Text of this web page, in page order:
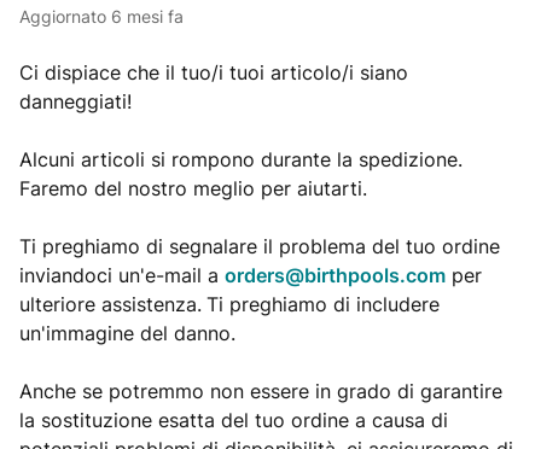
Aggiornato 6 mesi fa
Ci dispiace che il tuo/i tuoi articolo/i siano
danneggiati!
Alcuni articoli si rompono durante la spedizione.
Faremo del nostro meglio per aiutarti.
Ti preghiamo di segnalare il problema del tuo ordine
inviandoci un'e-mail a orders@birthpools.com per
ulteriore assistenza. Ti preghiamo di includere
un'immagine del danno.
Anche se potremmo non essere in grado di garantire
la sostituzione esatta del tuo ordine a causa di